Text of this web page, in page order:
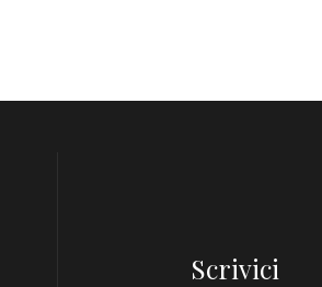
Scrivici